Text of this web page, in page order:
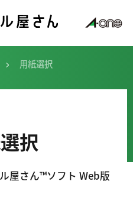
用紙選択
択
屋さん™ソフト Web版